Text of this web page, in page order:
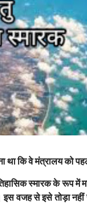
था कि वे मंत्रालय को
स्मारक के रूप में
से इसे तोड़ा नहीं